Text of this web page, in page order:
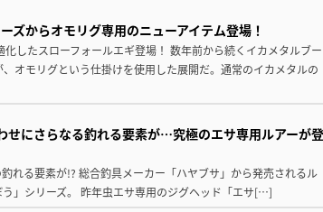
ズからオモリグ専用のニューアイテム登場！
したスローフォールエギ登場！ 数年前から続くイカメタルブー
オモリグという仕掛けを使用した展開だ。通常のイカメタルの
せにさらなる釣れる要素が…究極のエサ専用ルアーが登
れる要素が!? 総合釣具メーカー「ハヤブサ」から発売されるル
」シリーズ。 昨年虫エサ専用のジグヘッド「エサ[…]